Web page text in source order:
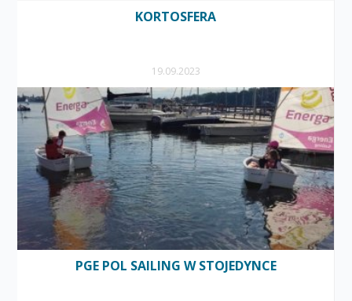
KORTOSFERA
19.09.2023
PGE POL SAILING W STOJEDYNCE